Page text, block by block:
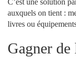
C’est une solution
auxquels on tient :
livres ou
Gagner de